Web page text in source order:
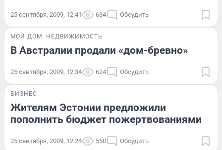
25 сентября, 2009, 12:41 634 Обсудить
МОЙ ДОМ НЕДВИЖИМОСТЬ
В Австралии продали «дом-бревно»
25 сентября, 2009, 12:34 624 Обсудить
БИЗНЕС
Жителям Эстонии предложили
пополнить бюджет пожертвованиями
25 сентября, 2009, 12:24 550 Обсудить